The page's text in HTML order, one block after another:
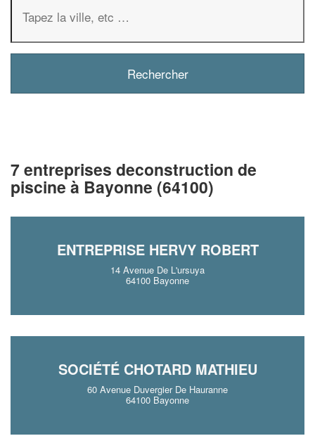
7 entreprises deconstruction de
piscine à Bayonne (64100)
ENTREPRISE HERVY ROBERT
14 Avenue De L'ursuya
64100 Bayonne
SOCIÉTÉ CHOTARD MATHIEU
60 Avenue Duvergier De Hauranne
64100 Bayonne